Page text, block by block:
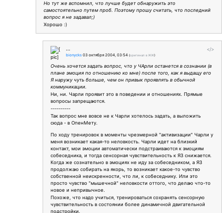
Но тут же вспомнил, что лучше будет обнаружить это
самостоятельно путем проб. Поэтому прошу считать, что последний
вопрос я не задавал;)
Хорошо :)
</>
...
bionycks 03 октября 2004, 03:54 (оригинал в ЖЖ)
Очень хочется задать вопрос, что у ЧАрли останется в сознании (в
плане эмоция по отношению ко мне) после того, как я выдащу его
Я наружу чуть больше, чем он привык проявлять в обычной
коммуникации.
Ни, ни. Чарли проявит это в поведении и отношениях. Прямые
вопросы запрещаются.
----------
Так вопрос мне вовсе не к Чарли хотелось задать, а выложить
сюда - в ОпенМету.
По ходу тренировок в моменты чрезмерной "активизации" Чарли у
меня возникает какая-то неловкость. Чарли идет на близкий
контакт, мои эмоции автоматически подстраиваются к эмоциям
собеседника, и тогда сенсорная чувствительность к ЯЗ снижается.
Когда же сознательно в эмоциях не иду за собеседником, а ЯЗ
продолжаю собирать на якорь, то возникает какое-то чувство
собственной неискренности, что ли, к собеседнику. Или это
просто чувство "мышечной" неловкости оттого, что делаю что-то
новое и непривычное.
Похоже, что надо учиться, тренироваться сохранять сенсорную
чувствительность в состоянии более динамичной двигательной
подстройки.